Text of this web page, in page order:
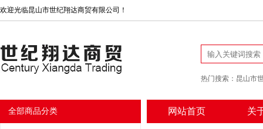
欢迎光临昆山市世纪翔达商贸有限公司！
热门搜索： 昆山市
全部商品分类 网站首页 关